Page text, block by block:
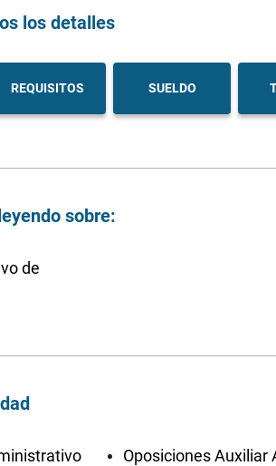
los detalles
REQUISITOS SUELDO
sobre:
de
Oposiciones Auxiliar